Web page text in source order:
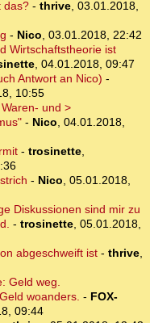
das?- thrive, 03.01.2018,
- Nico, 03.01.2018, 22:42
Wirtschaftstheorie ist
, 04.01.2018, 09:47
Antwort an Nico) -
10:55
und >
- Nico, 04.01.2018,
- trosinette,
- Nico, 05.01.2018,
Diskussionen sind mir zu
- trosinette, 05.01.2018,
abgeschweift ist- thrive,
Geld weg.
woanders. - FOX-
09:44